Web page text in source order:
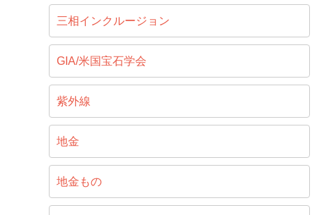
三相インクルージョン
GIA/米国宝石学会
紫外線
地金
地金もの